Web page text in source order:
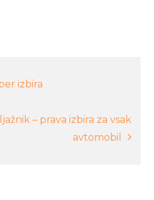
izbira
– prava izbira za vsak
avtomobil